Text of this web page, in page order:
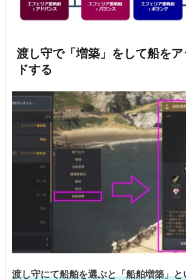
渡し守で「増築」をして船を
ドする
渡し守にて船舶を選ぶと「船舶増築」